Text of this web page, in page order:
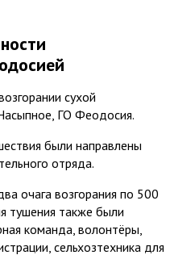
сухой
ГО Феодосия.
были направлены
отряда.
очага возгорания по 500
тушения также были
команда, волонтёры,
сельхозтехника для